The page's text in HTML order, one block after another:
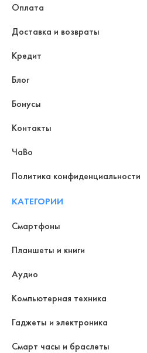
Оплата
Доставка и возвраты
Кредит
Блог
Бонусы
Контакты
ЧаВо
Политика конфиденциальности
КАТЕГОРИИ
Смартфоны
Планшеты и книги
Аудио
Компьютерная техника
Гаджеты и электроника
Смарт часы и браслеты